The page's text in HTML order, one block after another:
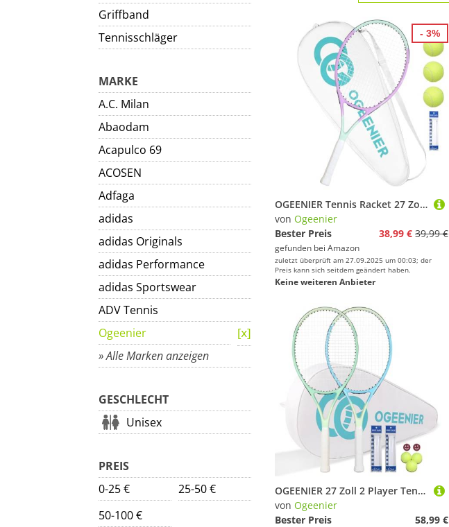
Griffband
Tennisschläger
MARKE
A.C. Milan
Abaodam
Acapulco 69
ACOSEN
Adfaga
adidas
adidas Originals
adidas Performance
adidas Sportswear
ADV Tennis
Ogeenier
» Alle Marken anzeigen
GESCHLECHT
Unisex
PREIS
0-25 €
25-50 €
50-100 €
OGEENIER Tennis Racket 27 Zoll Tennisschläger Damen Herren Tennis Schläger für Erwachsene Anfänger und Freizeitschläger leichte mit 1 Griffband und 3 Bällen und1 Tennis-Vibrationsdämpfer
von Ogeenier
Bester Preis
38,99 € 39,99 €
gefunden bei Amazon
zuletzt überprüft am 27.09.2025 um 00:03; der
Preis kann sich seitdem geändert haben.
Keine weiteren Anbieter
- 3%
OGEENIER 27 Zoll 2 Player Tennisschläger Racket Set für Erwachsene Tennisschläger Damen Herren, für Anfänger mit 2 Griffband und 3 Bällen und 2 Tennis-Vibrationsdämpfer 1 Tennis Tasche
von Ogeenier
Bester Preis
58,99 €